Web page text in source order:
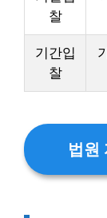
찰
기간입
찰
법원